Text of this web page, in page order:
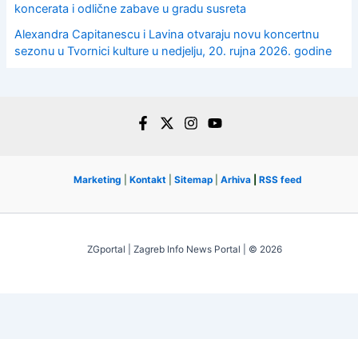
koncerata i odlične zabave u gradu susreta
Alexandra Capitanescu i Lavina otvaraju novu koncertnu
sezonu u Tvornici kulture u nedjelju, 20. rujna 2026. godine
Marketing Kontakt Sitemap Arhiva RSS feed
ZGportal | Zagreb Info News Portal | © 2026